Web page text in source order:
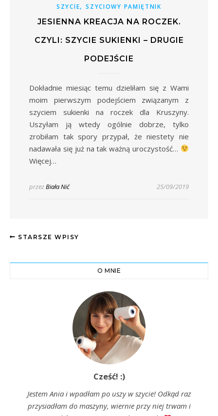
SZYCIE,SZYCIOWY PAMIĘTNIK
JESIENNA KREACJA NA ROCZEK.
CZYLI: SZYCIE SUKIENKI – DRUGIE
PODEJŚCIE
Dokładnie miesiąc temu dzieliłam się z Wami
moim pierwszym podejściem związanym z
szyciem sukienki na roczek dla Kruszyny.
Uszyłam ją wtedy ogólnie dobrze, tylko
zrobiłam tak spory przypał, że niestety nie
nadawała się już na tak ważną uroczystość…
Więcej…
przezBiała Nić 25/09/2019
STARSZE WPISY
O MNIE
Cześć! :)
Jestem Ania i wpadłam po uszy w szycie! Odkąd raz
przysiadłam do maszyny, wiernie przy niej trwam i